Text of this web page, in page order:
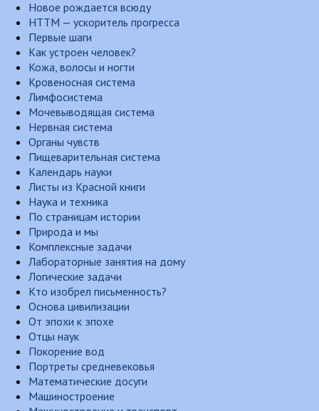
Новое рождается всюду
НТТМ — ускоритель прогресса
Первые шаги
Как устроен человек?
Кожа, волосы и ногти
Кровеносная система
Лимфосистема
Мочевыводящая система
Нервная система
Органы чувств
Пищеварительная система
Календарь науки
Листы из Красной книги
Наука и техника
По страницам истории
Природа и мы
Комплексные задачи
Лабораторные занятия на дому
Логические задачи
Кто изобрел письменность?
Основа цивилизации
От эпохи к эпохе
Отцы наук
Покорение вод
Портреты средневековья
Математические досуги
Машиностроение